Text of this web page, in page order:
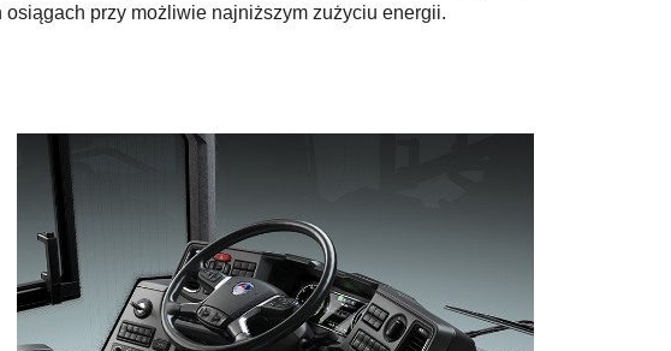
przy możliwie najniższym zużyciu energii.